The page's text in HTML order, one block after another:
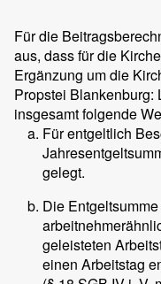
Für die
aus, dass für die
Ergänzung um die
Propstei Blankenburg:
insgesamt folgende
Für entgeltlich
gelegt.
Die
geleisteten
einen Arbeitstag